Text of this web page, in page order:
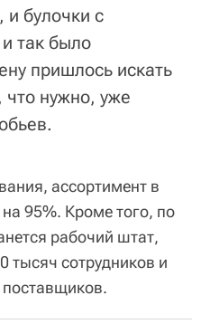
и булочки с
так было
пришлось искать
что нужно, уже
ассортимент в
95%. Кроме того, по
рабочий штат,
тысяч сотрудников и